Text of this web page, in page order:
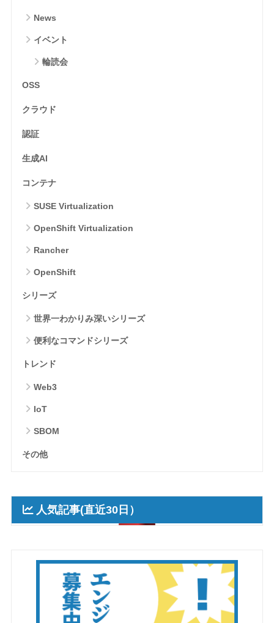
News
イベント
輪読会
OSS
クラウド
認証
生成AI
コンテナ
SUSE Virtualization
OpenShift Virtualization
Rancher
OpenShift
シリーズ
世界一わかりみ深いシリーズ
便利なコマンドシリーズ
トレンド
Web3
IoT
SBOM
その他
人気記事(直近30日）